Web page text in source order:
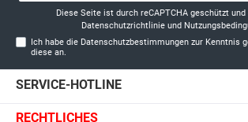
Diese Seite ist durch reCAPTCHA geschützt
Datenschutzrichtlinieund
Ich habe die Datenschutzbestimmungen zur Kenntnis
diese an.
SERVICE-HOTLINE
RECHTLICHES